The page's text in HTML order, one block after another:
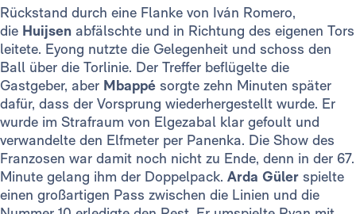
Rückstand durch eine Flanke von Iván Romero,
die Huijsen abfälschte und in Richtung des eigenen Tors
leitete. Eyong nutzte die Gelegenheit und schoss den
Ball über die Torlinie. Der Treffer beflügelte die
Gastgeber, aber Mbappé sorgte zehn Minuten später
dafür, dass der Vorsprung wiederhergestellt wurde. Er
wurde im Strafraum von Elgezabal klar gefoult und
verwandelte den Elfmeter per Panenka. Die Show des
Franzosen war damit noch nicht zu Ende, denn in der 67.
Minute gelang ihm der Doppelpack. Arda Güler spielte
einen großartigen Pass zwischen die Linien und die